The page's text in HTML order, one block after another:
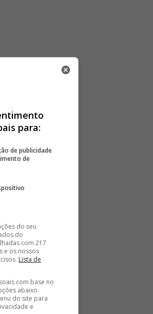
entrou
o
o
para:
de publicidade
de
do seu
do
com 217
e os nossos
Lista de
com base no
abaixo.
do site para
e